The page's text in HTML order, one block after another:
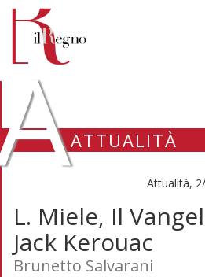
ATTUALITÀ
Attualità,
L. Miele, Il
Jack Kerouac
Brunetto Salvarani